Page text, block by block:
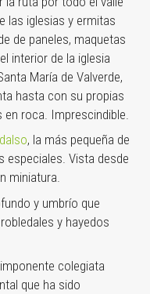
las iglesias y ermitas
de paneles, maquetas
interior de la iglesia
María de Valverde,
hasta con su propias
roca. Imprescindible.
, la más pequeña de
especiales. Vista desde
miniatura.
y umbrío que
y hayedos
colegiata
que ha sido